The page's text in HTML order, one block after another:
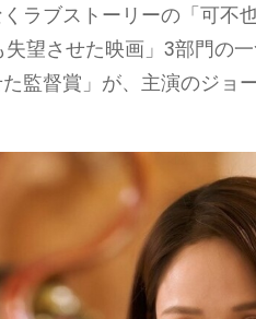
ラブストーリーの「可不
望させた映画」3部門の
監督賞」が、主演のジョ